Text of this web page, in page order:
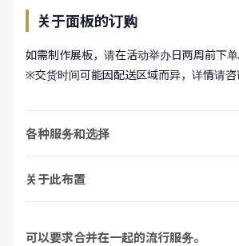
关于面板的订购
如需制作展板，请在活动举办日两周前下单
※交货时间可能因配送区域而异，详情请咨
各种服务和选择
关于此布置
可以要求合并在一起的流行服务。